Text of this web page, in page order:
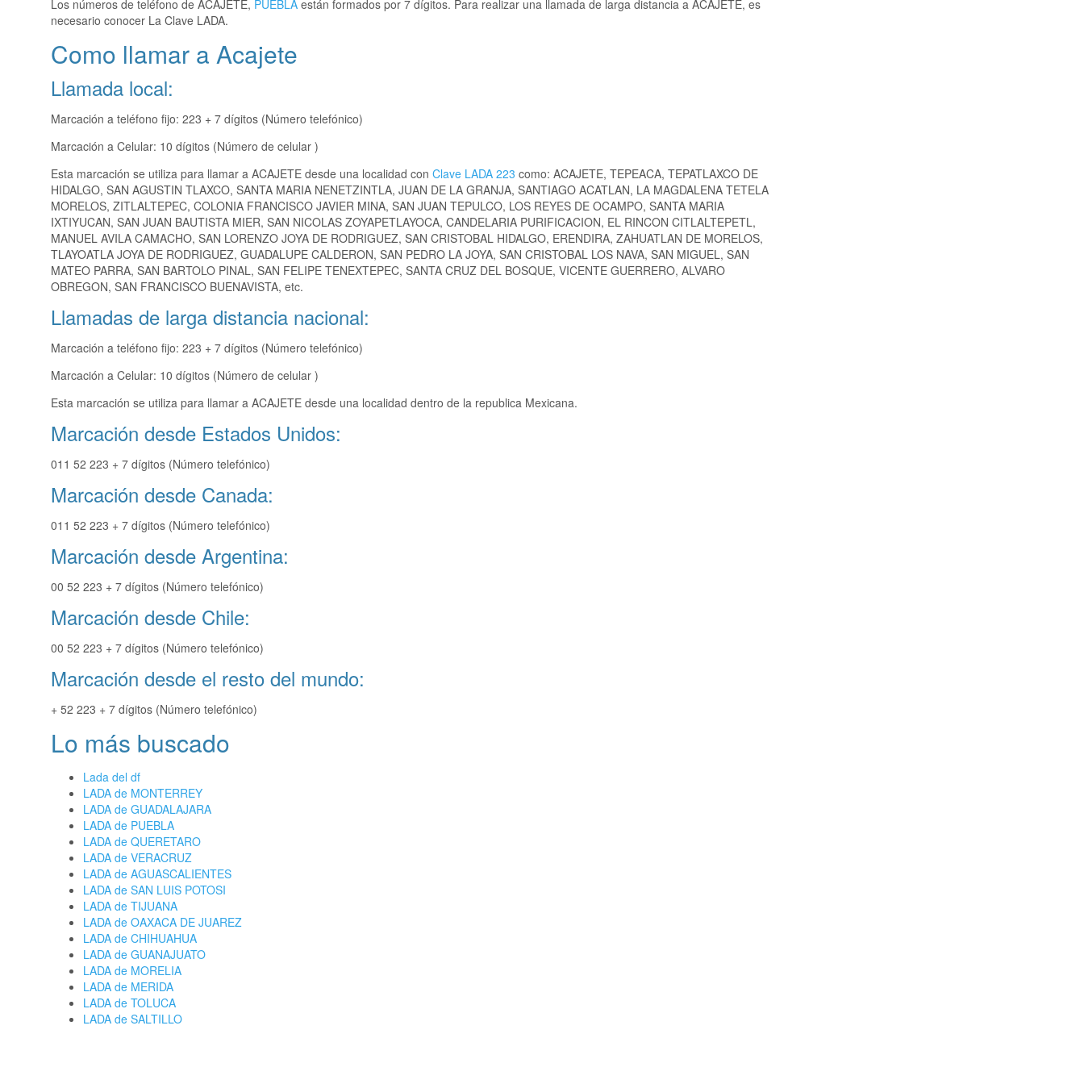
Los números de teléfono de ACAJETE, PUEBLA están formados por 7 dígitos. Para realizar una llamada de larga distancia a ACAJETE, es
necesario conocer La Clave LADA.
Como llamar a Acajete
Llamada local:
Marcación a teléfono fijo: 223 + 7 dígitos (Número telefónico)
Marcación a Celular: 10 dígitos (Número de celular )
Esta marcación se utiliza para llamar a ACAJETE desde una localidad con Clave LADA 223 como: ACAJETE, TEPEACA, TEPATLAXCO DE
HIDALGO, SAN AGUSTIN TLAXCO, SANTA MARIA NENETZINTLA, JUAN DE LA GRANJA, SANTIAGO ACATLAN, LA MAGDALENA TETELA
MORELOS, ZITLALTEPEC, COLONIA FRANCISCO JAVIER MINA, SAN JUAN TEPULCO, LOS REYES DE OCAMPO, SANTA MARIA
IXTIYUCAN, SAN JUAN BAUTISTA MIER, SAN NICOLAS ZOYAPETLAYOCA, CANDELARIA PURIFICACION, EL RINCON CITLALTEPETL,
MANUEL AVILA CAMACHO, SAN LORENZO JOYA DE RODRIGUEZ, SAN CRISTOBAL HIDALGO, ERENDIRA, ZAHUATLAN DE MORELOS,
TLAYOATLA JOYA DE RODRIGUEZ, GUADALUPE CALDERON, SAN PEDRO LA JOYA, SAN CRISTOBAL LOS NAVA, SAN MIGUEL, SAN
MATEO PARRA, SAN BARTOLO PINAL, SAN FELIPE TENEXTEPEC, SANTA CRUZ DEL BOSQUE, VICENTE GUERRERO, ALVARO
OBREGON, SAN FRANCISCO BUENAVISTA, etc.
Llamadas de larga distancia nacional:
Marcación a teléfono fijo: 223 + 7 dígitos (Número telefónico)
Marcación a Celular: 10 dígitos (Número de celular )
Esta marcación se utiliza para llamar a ACAJETE desde una localidad dentro de la republica Mexicana.
Marcación desde Estados Unidos:
011 52 223 + 7 dígitos (Número telefónico)
Marcación desde Canada:
011 52 223 + 7 dígitos (Número telefónico)
Marcación desde Argentina:
00 52 223 + 7 dígitos (Número telefónico)
Marcación desde Chile:
00 52 223 + 7 dígitos (Número telefónico)
Marcación desde el resto del mundo:
+ 52 223 + 7 dígitos (Número telefónico)
Lo más buscado
Lada del df
LADA de MONTERREY
LADA de GUADALAJARA
LADA de PUEBLA
LADA de QUERETARO
LADA de VERACRUZ
LADA de AGUASCALIENTES
LADA de SAN LUIS POTOSI
LADA de TIJUANA
LADA de OAXACA DE JUAREZ
LADA de CHIHUAHUA
LADA de GUANAJUATO
LADA de MORELIA
LADA de MERIDA
LADA de TOLUCA
LADA de SALTILLO